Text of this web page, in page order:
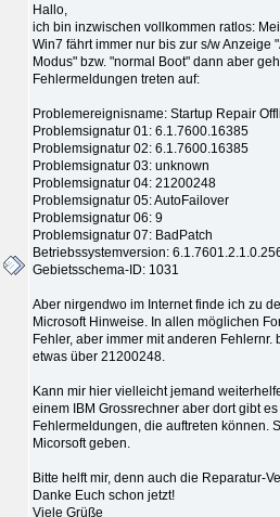
Hallo,
ich bin inzwischen vollkommen ratlos:
Win7 fährt immer nur bis zur s/w Anzeige
Modus" bzw. "normal Boot" dann aber
Fehlermeldungen treten auf:
Problemereignisname: Startup Repair
Problemsignatur 01: 6.1.7600.16385
Problemsignatur 02: 6.1.7600.16385
Problemsignatur 03: unknown
Problemsignatur 04: 21200248
Problemsignatur 05: AutoFailover
Problemsignatur 06: 9
Problemsignatur 07: BadPatch
Betriebssystemversion:
Gebietsschema-ID: 1031
Aber nirgendwo im Internet finde ich zu
Microsoft Hinweise. In allen möglichen
Fehler, aber immer mit anderen
etwas über 21200248.
Kann mir hier vielleicht jemand
einem IBM Grossrechner aber dort gibt
Fehlermeldungen, die auftreten können.
Micorsoft geben.
Bitte helft mir, denn auch die Reparatur-
Danke Euch schon jetzt!
Viele Grüße